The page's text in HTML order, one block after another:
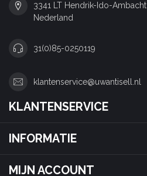
3341 LT Hendrik-Ido-Ambacht
Nederland
31(0)85-0250119
klantenservice@uwantisell.nl
KLANTENSERVICE
INFORMATIE
MIJN ACCOUNT